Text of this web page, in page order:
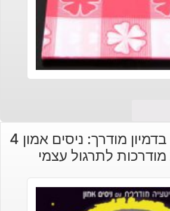
דיסק מדיטציה בדמיון מודרך: ניסים אמון 4
מודרכות לתרגול עצמי